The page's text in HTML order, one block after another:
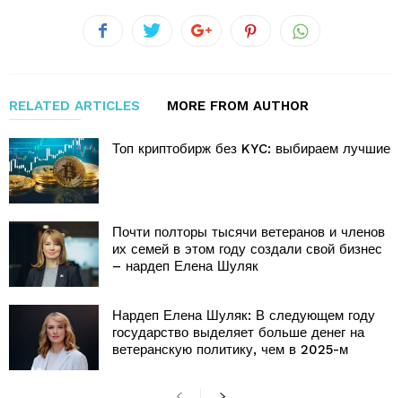
RELATED ARTICLES MORE FROM AUTHOR
Топ криптобирж без KYC: выбираем лучшие
Почти полторы тысячи ветеранов и членов
их семей в этом году создали свой бизнес
– нардеп Елена Шуляк
Нардеп Елена Шуляк: В следующем году
государство выделяет больше денег на
ветеранскую политику, чем в 2025-м